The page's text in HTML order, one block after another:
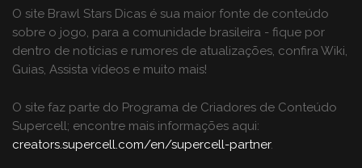
O site Brawl Stars Dicas é sua maior fonte de conteúdo
sobre o jogo, para a comunidade brasileira - fique por
dentro de notícias e rumores de atualizações, confira Wiki,
Guias, Assista vídeos e muito mais!
O site faz parte do Programa de Criadores de Conteúdo
Supercell; encontre mais informações aqui:
creators.supercell.com/en/supercell-partner.